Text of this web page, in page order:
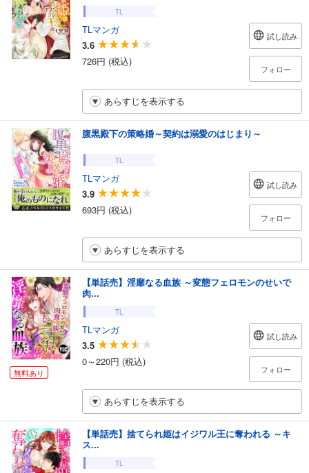
TL
TLマンガ
3.6
726円 (税込)
試し読み
フォロー
あらすじを表示する
腹黒殿下の策略婚～契約は溺愛のはじまり～
TL
TLマンガ
3.9
693円 (税込)
試し読み
フォロー
あらすじを表示する
無料あり
【単話売】淫靡なる血族 ～変態フェロモンのせいで
肉...
TL
TLマンガ
3.5
0～220円 (税込)
試し読み
フォロー
あらすじを表示する
【単話売】捨てられ姫はイジワル王に奪われる ～キ
ス...
TL